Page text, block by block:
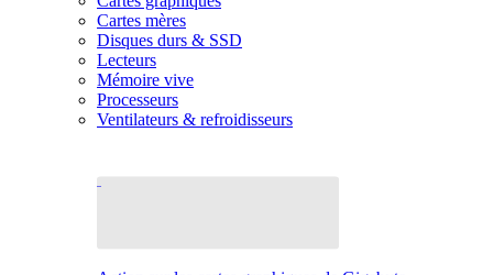
Cartes mères
Disques durs & SSD
Lecteurs
Mémoire vive
Processeurs
Ventilateurs & refroidisseurs